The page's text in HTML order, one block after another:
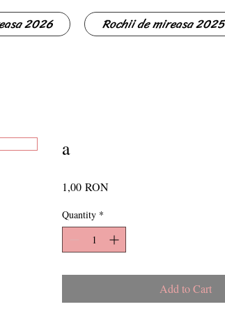
2026 Rochii de mireasa 2025
a
1,00 RONPrice
Quantity *
Add to Cart